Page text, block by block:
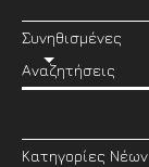
Συνηθισμένες
Αναζητήσεις
Κατηγορίες Νέων